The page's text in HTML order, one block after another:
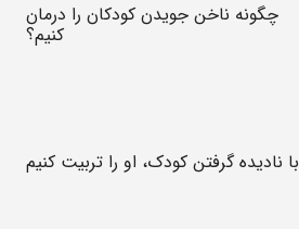
چگونه ناخن جویدن کودکان را درمان
کنیم؟
با نادیده گرفتن کودک، او را تربیت کنیم